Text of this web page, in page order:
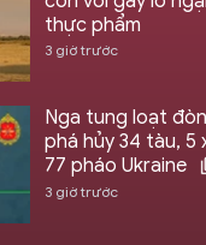
thực phẩm
3 giờ trước
Nga tung loạt
phá hủy 34 tàu, 5
77 pháo Ukraine
3 giờ trước